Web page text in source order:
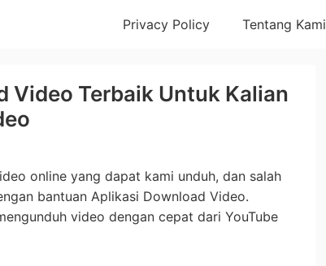
Privacy Policy Tentang Kami
Video Terbaik Untuk Kalian
online yang dapat kami unduh, dan salah
bantuan Aplikasi Download Video.
video dengan cepat dari YouTube